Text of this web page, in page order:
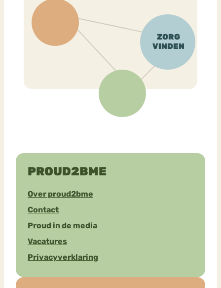
PROUD2BME
Over proud2bme
Contact
Proud in de media
Vacatures
Privacyverklaring